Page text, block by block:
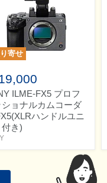
寄せ
ILME-FX5 プロフ
ショナルカムコーダ
ハンドルユニ
付き)